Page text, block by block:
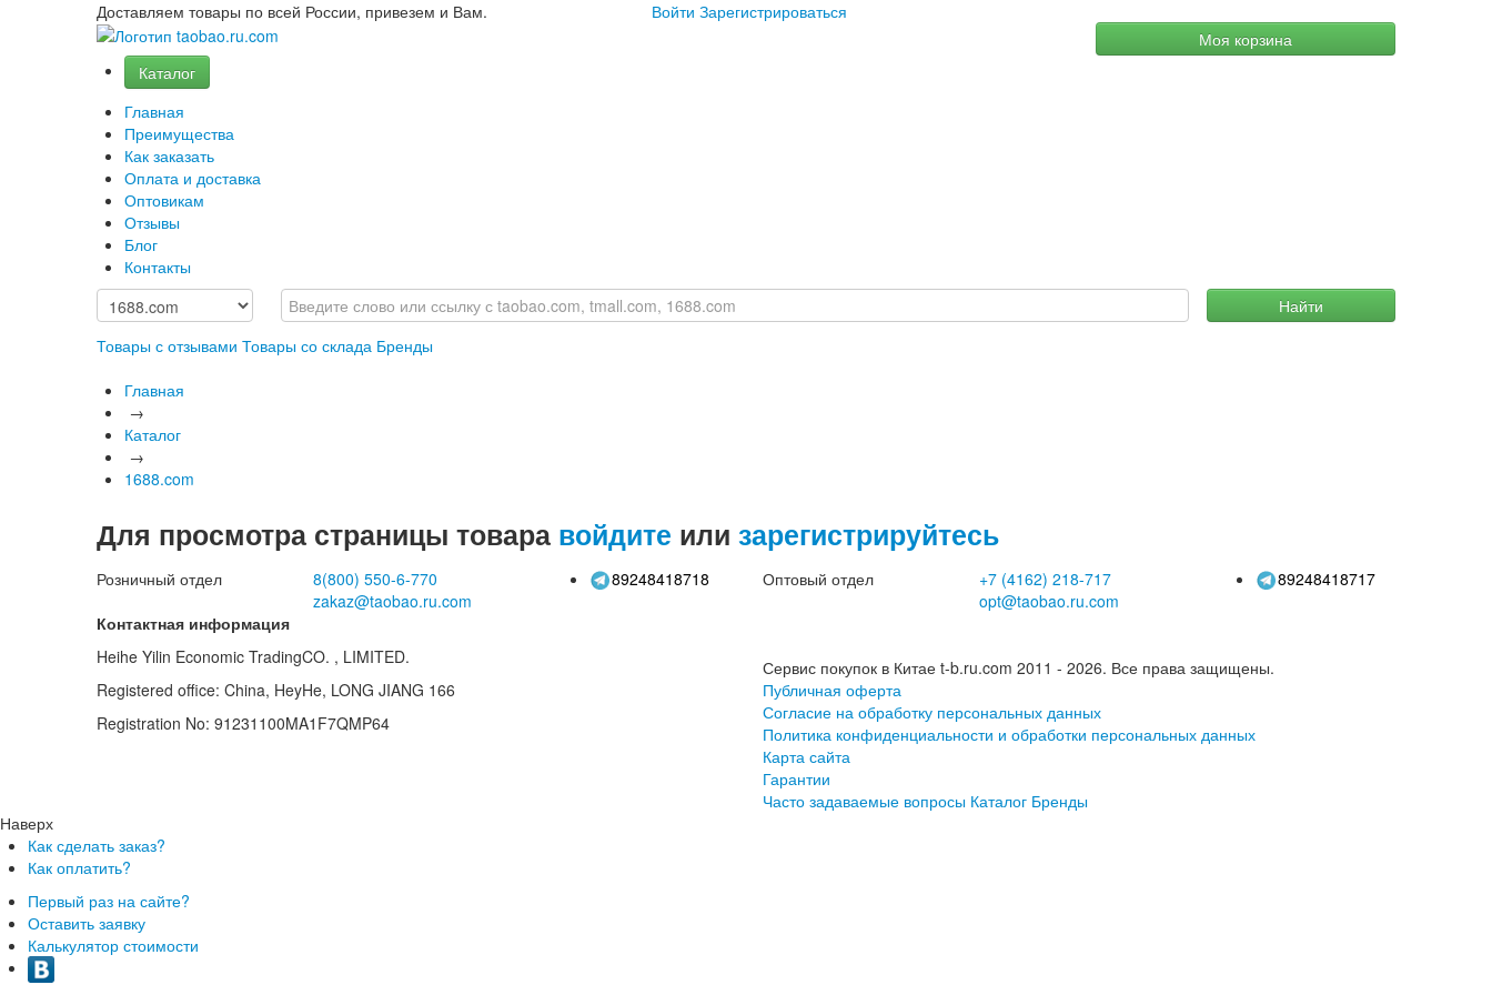
Доставляем товары по всей России, привезем и Вам. Войти Зарегистрироваться
Моя корзина
Каталог
Главная
Преимущества
Как заказать
Оплата и доставка
Оптовикам
Отзывы
Блог
Контакты
Товары с отзывами Товары со склада Бренды
Найти
Главная
→
Каталог
→
1688.com
Для просмотра страницы товара войдите или зарегистрируйтесь
Розничный отдел 8(800) 550-6-770
zakaz@taobao.ru.com
89248418718 Оптовый отдел +7 (4162) 218-717
opt@taobao.ru.com
89248418717
Контактная информация
Heihe Yilin Economic TradingCO. , LIMITED.
Registered office: China, HeyHe, LONG JIANG 166
Registration No: 91231100MA1F7QMP64
Сервис покупок в Китае t-b.ru.com 2011 - 2026. Все права защищены.
Публичная оферта
Согласие на обработку персональных данных
Политика конфиденциальности и обработки персональных данных
Карта сайта
Гарантии
Часто задаваемые вопросы Каталог Бренды
Наверх
Как сделать заказ?
Как оплатить?
Первый раз на сайте?
Оставить заявку
Калькулятор стоимости